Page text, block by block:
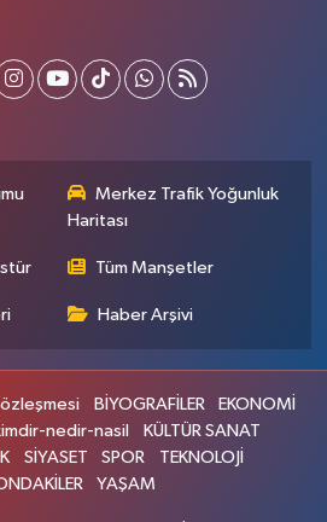
Merkez Trafik Yoğunluk
Haritası
Tüm Manşetler
Haber Arşivi
BİYOGRAFİLER
EKONOMİ
nedir-nasil
KÜLTÜR SANAT
SİYASET SPOR
TEKNOLOJİ
YAŞAM